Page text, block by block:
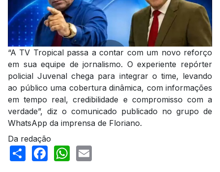
“A TV Tropical passa a contar com um novo reforço
em sua equipe de jornalismo. O experiente repórter
policial Juvenal chega para integrar o time, levando
ao público uma cobertura dinâmica, com informações
em tempo real, credibilidade e compromisso com a
verdade”, diz o comunicado publicado no grupo de
WhatsApp da imprensa de Floriano.
Da redação
ShareFacebook
WhatsApp